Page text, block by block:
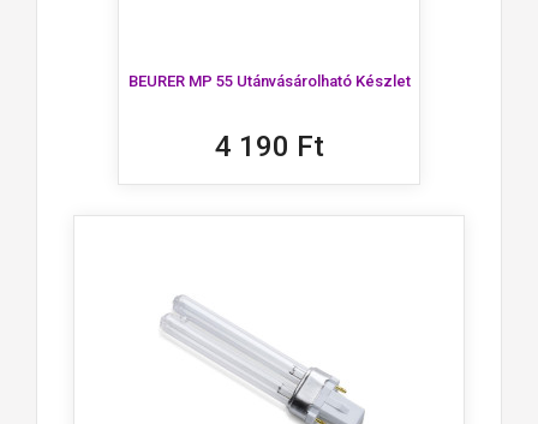
BEURER MP 55 Utánvásárolható Készlet
4 190 Ft